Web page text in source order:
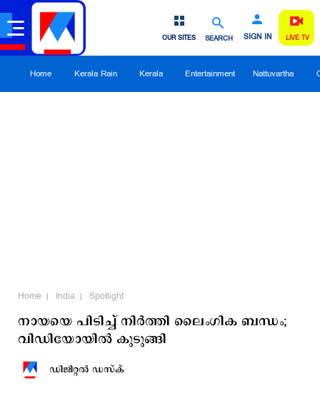
SEARCH SIGN IN
OUR SITES LIVE TV
Home Kerala Rain Kerala Entertainment Nattuvartha
Home India Spotlight
നായയെ പിടിച്ച് നിര്‍ത്തി ലൈംഗിക ബന്ധം;
വിഡിയോയില്‍ കുടുങ്ങി
ഡിജിറ്റല്‍ ഡസ്ക്